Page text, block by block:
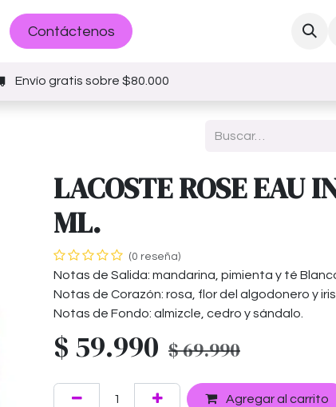
Contáctenos
Envío gratis sobre $80.000
LACOSTE ROSE EAU
ML.
(0 reseña)
Notas de Salida: mandarina, pimienta y té
Notas de Corazón: rosa, flor del algodonero y iris.
Notas de Fondo: almizcle, cedro y sándalo.
$ 59.990 $69.990
Agregar al carrito